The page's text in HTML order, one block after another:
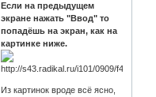
Если на предыдущем
экране нажать "Ввод" то
попадёшь на экран, как на
картинке ниже.
Из картинок вроде всё ясно,